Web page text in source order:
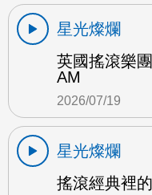
星光燦爛
英國搖滾樂
AM
2026/07/19
星光燦爛
搖滾經典裡